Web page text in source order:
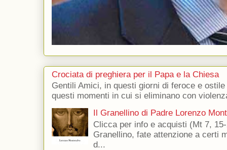
Crociata di preghiera per il Papa e la Chiesa
Gentili Amici, in questi giorni di feroce e
questi momenti in cui si eliminano con
Il Granellino di Padre Lorenzo
Clicca per info e acquisti (Mt 7,
Granellino, fate attenzione a certi
d...